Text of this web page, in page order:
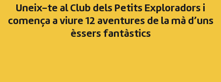
Uneix-te al Club dels Petits Exploradors i
comença a viure 12 aventures de la mà d’uns
èssers fantàstics